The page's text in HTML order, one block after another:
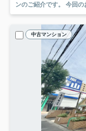
ンのご紹介です。 今回
中古マンション